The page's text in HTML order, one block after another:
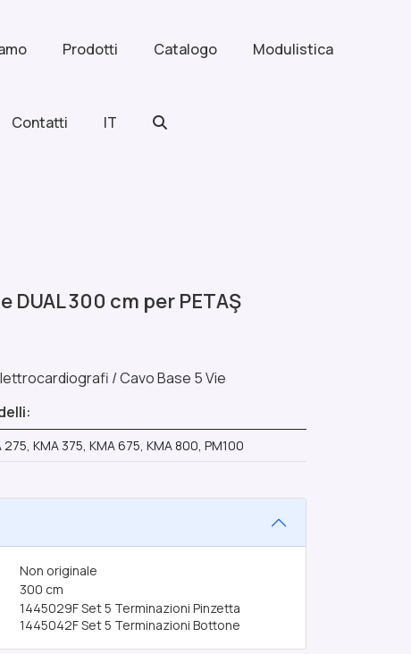
Prodotti Catalogo Modulistica
Contatti IT
DUAL 300 cm per PETAŞ
/Cavo Base 5 Vie
275, KMA 375, KMA 675, KMA 800, PM100
Non originale
300 cm
1445029FSet 5 Terminazioni Pinzetta
1445042FSet 5 Terminazioni Bottone